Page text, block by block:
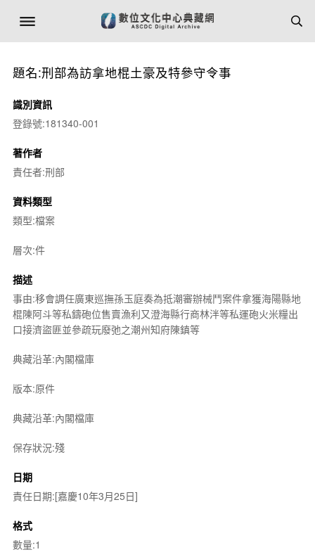
題名:刑部為訪拿地棍土豪及特參守令事
識別資訊
登錄號:181340-001
著作者
責任者:刑部
資料類型
類型:檔案
層次:件
描述
事由:移會調任廣東巡撫孫玉庭奏為抵潮審辦械鬥案件拿獲海陽縣地
棍陳阿斗等私鑄砲位售賣漁利又澄海縣行商林泮等私運砲火米糧出
口接濟盜匪並參疏玩廢弛之潮州知府陳鎮等
典藏沿革:內閣檔庫
版本:原件
典藏沿革:內閣檔庫
保存狀況:殘
日期
責任日期:[嘉慶10年3月25日]
格式
數量:1